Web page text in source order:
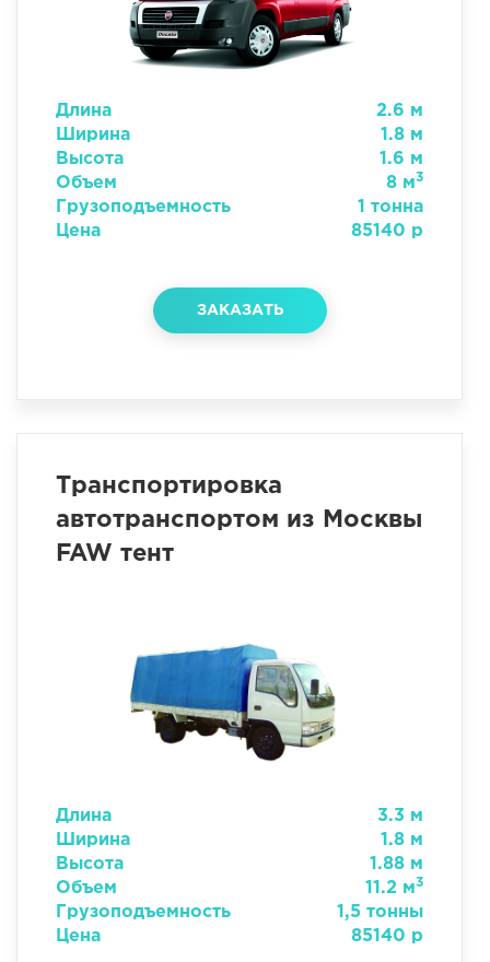
Длина
2.6 м
Ширина
1.8 м
Высота
1.6 м
Объем
8 м3
Грузоподъемность
1 тонна
Цена
85140 р
ЗАКАЗАТЬ
Транспортировка
автотранспортом из Москвы
FAW тент
Длина
3.3 м
Ширина
1.8 м
Высота
1.88 м
Объем
11.2 м3
Грузоподъемность
1,5 тонны
Цена
85140 р